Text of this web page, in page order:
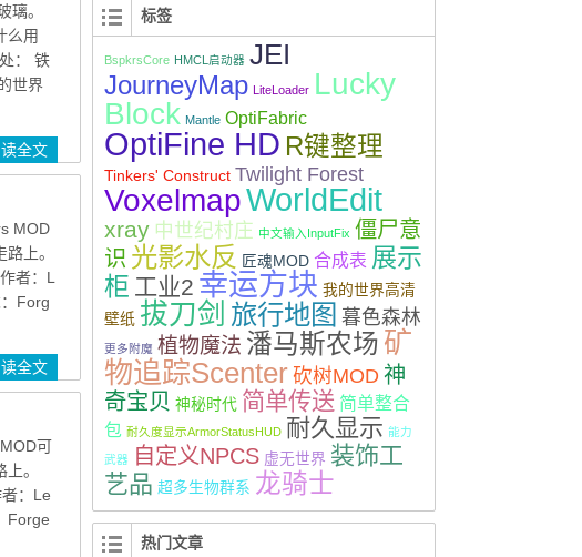
璃。
么用
： 铁
世界
全文
MOD
上。
者：L
Forg
全文
可
。
：Le
Forge
标签
BspkrsCore HMCL启动器 JEI
JourneyMap LiteLoader Lucky
Block Mantle OptiFabric
OptiFine HD R键整理
Tinkers' Construct Twilight Forest
VoxelmapWorldEdit
xray 中世纪村庄 中文输入InputFix 僵尸意
识 光影水反 匠魂MOD 合成表 展示
柜 工业2 幸运方块 我的世界高清
壁纸 拔刀剑 旅行地图 暮色森林
更多附魔 植物魔法 潘马斯农场 矿
物追踪Scenter 砍树MOD 神
奇宝贝 神秘时代 简单传送 简单整合
包 耐久度显示ArmorStatusHUD 耐久显示 能力
武器 自定义NPCS 虚无世界 装饰工
艺品 超多生物群系 龙骑士
热门文章